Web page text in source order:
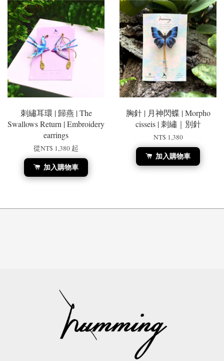
刺繡耳環 | 歸燕 | The
Swallows Return | Embroidery
earrings
從NT$ 1,380 起
加入購物車
胸針 | ​​​​​月神閃蝶 | Morpho
cisseis | 刺繡｜別針
NT$ 1,380
加入購物車